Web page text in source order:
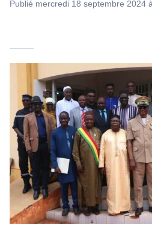
Publié mercredi 18 septembre 2024